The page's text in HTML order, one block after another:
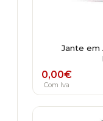
Jante em
0,00€
Com Iva